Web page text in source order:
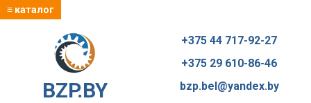
≡ каталог
BZP.BY
+375 44 717-92-27
+375 29 610-86-46
bzp.bel@yandex.by